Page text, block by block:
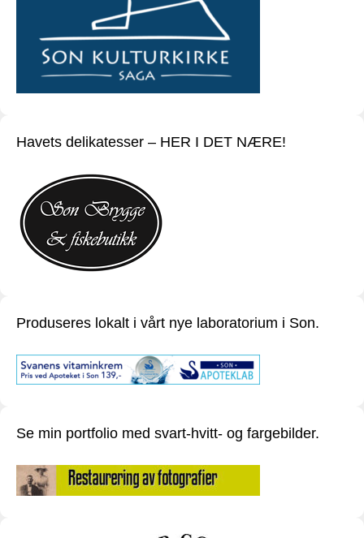
Havets delikatesser – HER I DET NÆRE!
Produseres lokalt i vårt nye laboratorium i Son.
Se min portfolio med svart-hvitt- og fargebilder.